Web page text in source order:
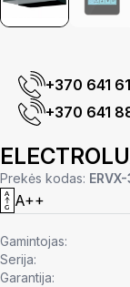
+370 641 61
+370 641
Prekės kodas:
A++
Gamintojas:
Serija:
Garantija: